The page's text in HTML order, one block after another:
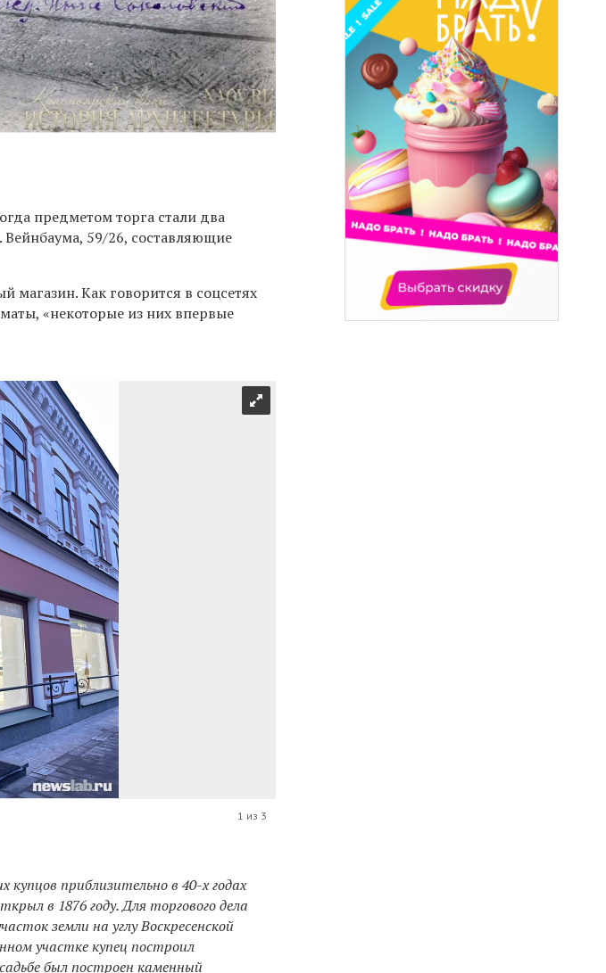
предметом торга стали два
59/26, составляющие
Как говорится в соцсетях
«некоторые из них впервые
1 из 3
купцов приблизительно в 40-х годах
в 1876 году. Для торгового дела
земли на углу Воскресенской
участке купец построил
был построен каменный